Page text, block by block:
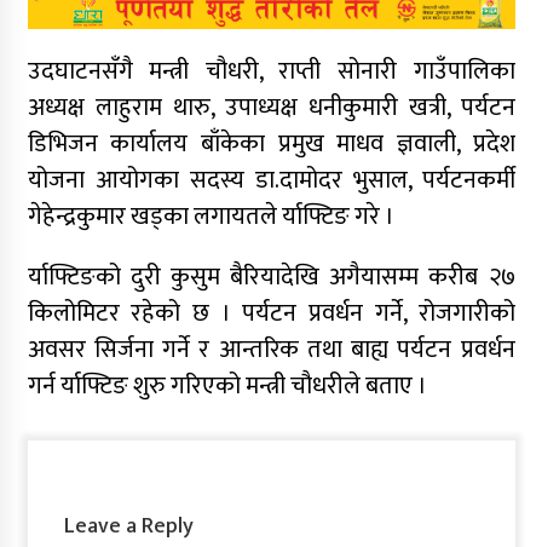
उदघाटनसँगै मन्त्री चौधरी, राप्ती सोनारी गाउँपालिका
अध्यक्ष लाहुराम थारु, उपाध्यक्ष धनीकुमारी खत्री, पर्यटन
डिभिजन कार्यालय बाँकेका प्रमुख माधव ज्ञवाली, प्रदेश
योजना आयोगका सदस्य डा.दामोदर भुसाल, पर्यटनकर्मी
गेहेन्द्रकुमार खड्का लगायतले र्याफ्टिङ गरे ।
र्याफ्टिङको दुरी कुसुम बैरियादेखि अगैयासम्म करीब २७
किलोमिटर रहेको छ । पर्यटन प्रवर्धन गर्ने, रोजगारीको
अवसर सिर्जना गर्ने र आन्तरिक तथा बाह्य पर्यटन प्रवर्धन
गर्न र्याफ्टिङ शुरु गरिएको मन्त्री चौधरीले बताए ।
Leave a Reply